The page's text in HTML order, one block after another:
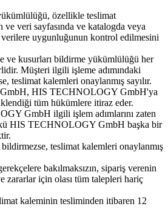
özellikle teslimat
veri sayfasında ve katalogda veya
uygunluğunun kontrol edilmesini
ve kusurları bildirme yükümlülüğü her
Müşteri ilgili işleme adımındaki
teslimat kalemleri onaylanmış sayılır.
HIS TECHNOLOGY GmbH'ya
tüm hükümlere itiraz eder.
GmbH ilgili işlem adımlarını zaten
HIS TECHNOLOGY GmbH başka bir
teslimat kalemleri onaylanmış
bakılmaksızın, sipariş verenin
zararlar için olası tüm talepleri hariç
kaleminin tesliminden itibaren 12